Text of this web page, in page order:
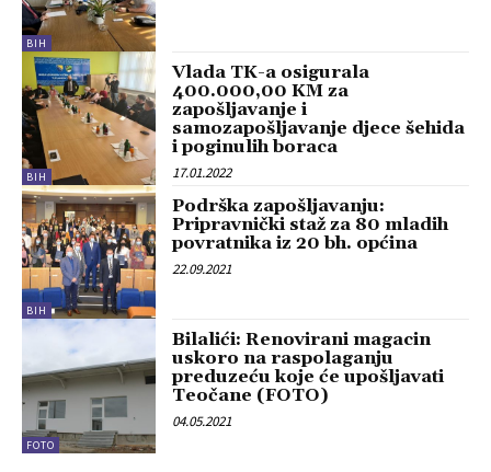
BIH
BIH
Vlada TK-a osigurala
400.000,00 KM za
zapošljavanje i
samozapošljavanje djece šehida
i poginulih boraca
17.01.2022
BIH
Podrška zapošljavanju:
Pripravnički staž za 80 mladih
povratnika iz 20 bh. općina
22.09.2021
FOTO
Bilalići: Renovirani magacin
uskoro na raspolaganju
preduzeću koje će upošljavati
Teočane (FOTO)
04.05.2021